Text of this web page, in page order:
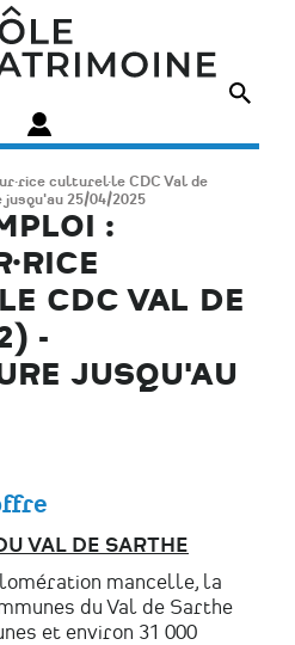
culturel·le CDC Val de
25/04/2025
:
CDC VAL DE
-
JUSQU'AU
VAL DE SARTHE
mancelle, la
du Val de Sarthe
et environ 31 000